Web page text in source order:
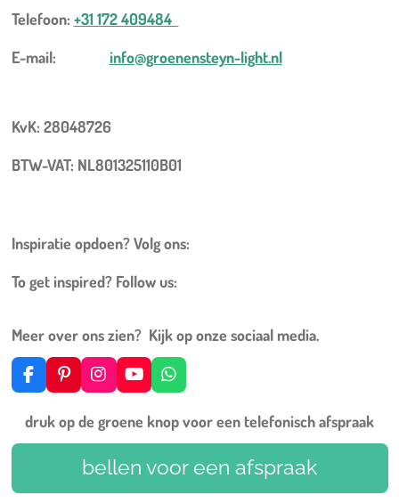
Telefoon: +31 172 409484
E-mail: info@groenensteyn-light.nl
KvK: 28048726
BTW-VAT: NL801325110B01
Inspiratie opdoen? Volg ons:
To get inspired? Follow us:
Meer over ons zien? Kijk op onze sociaal media.
F
a
c
e
b
k
P
i
t
e
s
I
n
t
a
g
r
a
Y
o
T
u
b
e
W
h
t
s
A
p
p
druk op de groene knop voor een telefonisch afspraak
bellen voor een afspraak